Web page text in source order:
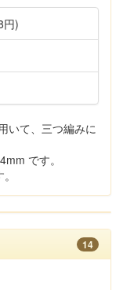
円)
いて、三つ編みに
です。
14